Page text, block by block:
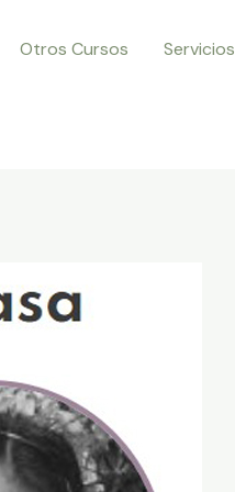
Otros Cursos Servicios